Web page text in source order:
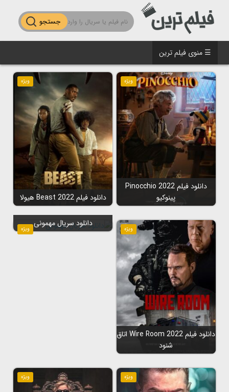
جستجو
☰ منوی فیلم ترین
ویژه
دانلود فیلم Pinocchio 2022
پینوکیو
ویژه
دانلود فیلم Beast 2022 هیولا
ویژه
دانلود فیلم Wire Room 2022 اتاق
شنود
ویژه
دانلود سریال مهمونی
ویژه ویژه